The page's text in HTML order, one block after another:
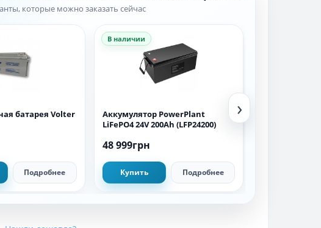
которые можно заказать сейчас
батарея Volter
Подробнее
В наличии
Аккумулятор PowerPlant
LiFePO4 24V 200Ah (LFP24200)
48 999грн
Купить Подробнее
›